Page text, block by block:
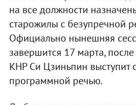
на все должности
старожилы с безупречной
Официально нынешняя
завершится 17 марта,
КНР Си Цзиньпин выступит
программной речью.